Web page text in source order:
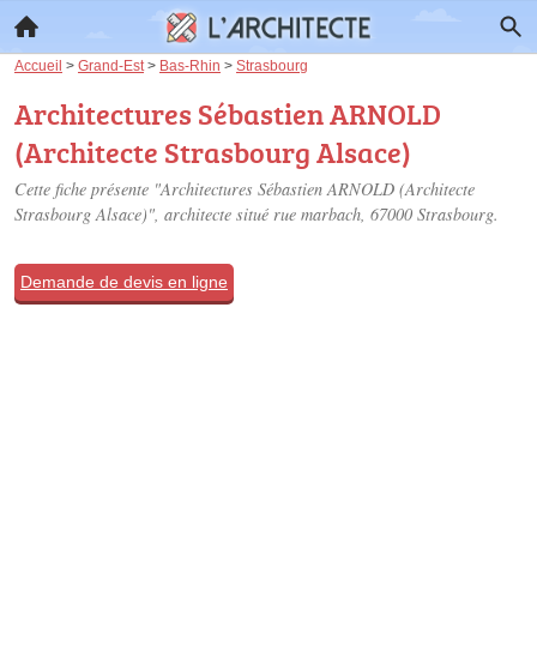
Accueil > Grand-Est > Bas-Rhin > Strasbourg
Architectures Sébastien ARNOLD
(Architecte Strasbourg Alsace)
Cette fiche présente "Architectures Sébastien ARNOLD (Architecte
Strasbourg Alsace)", architecte situé rue marbach, 67000 Strasbourg.
Demande de devis en ligne